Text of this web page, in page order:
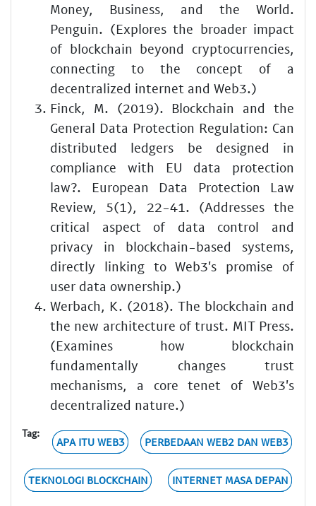
Money, Business, and the World.
Penguin. (Explores the broader impact
of blockchain beyond cryptocurrencies,
connecting to the concept of a
decentralized internet and Web3.)
Finck, M. (2019). Blockchain and the
General Data Protection Regulation: Can
distributed ledgers be designed in
compliance with EU data protection
law?. European Data Protection Law
Review, 5(1), 22-41. (Addresses the
critical aspect of data control and
privacy in blockchain-based systems,
directly linking to Web3's promise of
user data ownership.)
Werbach, K. (2018). The blockchain and
the new architecture of trust. MIT Press.
(Examines how blockchain
fundamentally changes trust
mechanisms, a core tenet of Web3's
decentralized nature.)
Tag:
APA ITU WEB3 PERBEDAAN WEB2 DAN WEB3
TEKNOLOGI BLOCKCHAIN INTERNET MASA DEPAN